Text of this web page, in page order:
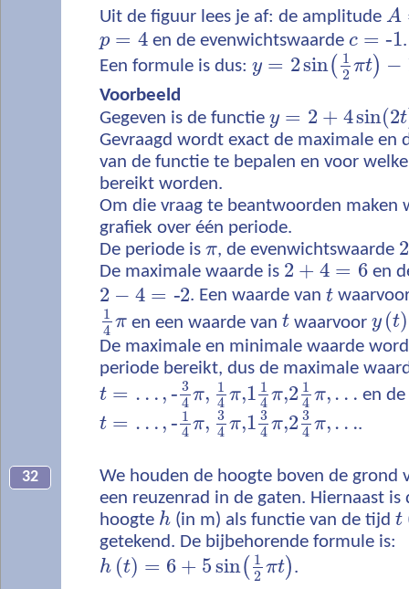
Uit de figuur lees je af: de amplitude A
p = 4en de evenwichtswaarde c = ‐1.
Een formule is dus: y = 2sin( 1
2 πt) −
Voorbeeld
Gegeven is de functie y = 2 + 4sin(2t
Gevraagd wordt exact de maximale en
van de functie te bepalen en voor
bereikt worden.
Om die vraag te beantwoorden maken
grafiek over één periode.
De periode is π, de evenwichtswaarde 2
De maximale waarde is 2 + 4 = 6en
2 − 4 = ‐2. Een waarde vant
1
4 πen een waarde van twaarvoor y (t)
De maximale en minimale waarde
periode bereikt, dus de maximale
t = …, ‐ 3
4 π, 1
4 π,1 1
4 π,2 1
4 π,… en
t = …, ‐ 1
4 π, 3
4 π,1 3
4 π,2 3
4 π,….
32
We houden de hoogte boven de grond
een reuzenrad in de gaten. Hiernaast is
hoogte h (in m) als functie van de tijd t
getekend. De bijbehorende formule is:
h (t) = 6 + 5sin( 1
2 πt).